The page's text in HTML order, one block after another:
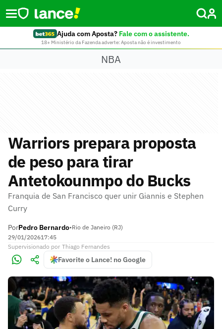
Ajuda com Aposta? Fale com o assistente.
18+ Ministério da Fazenda adverte: Aposta não é investimento
NBA
Warriors prepara proposta
de peso para tirar
Antetokounmpo do Bucks
Franquia de San Francisco quer unir Giannis e Stephen
Curry
PorPedro Bernardo•Rio de Janeiro (RJ)
29/01/202617:45
Supervisionado por Thiago Fernandes
Favorite o Lance! no Google